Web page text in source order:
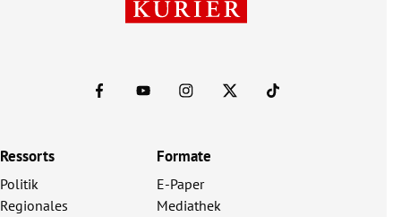
Ressorts
Politik
Regionales
Formate
E-Paper
Mediathek